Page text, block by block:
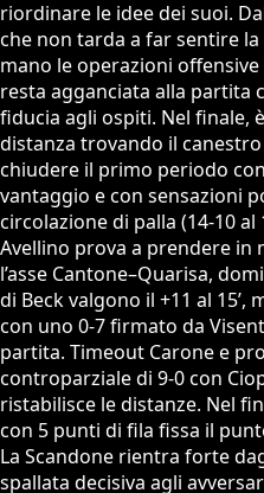
riordinare le idee dei suoi.
che non tarda a far sentire
mano le operazioni
resta agganciata alla partita
fiducia agli ospiti. Nel finale,
distanza trovando il
chiudere il primo periodo
vantaggio e con sensazioni
circolazione di palla (14-10 al
Avellino prova a prendere in
l’asse Cantone–Quarisa,
di Beck valgono il +11 al 15’,
con uno 0-7 firmato da
partita. Timeout Carone e
controparziale di 9-0 con
ristabilisce le distanze. Nel
con 5 punti di fila fissa il
La Scandone rientra forte
spallata decisiva agli